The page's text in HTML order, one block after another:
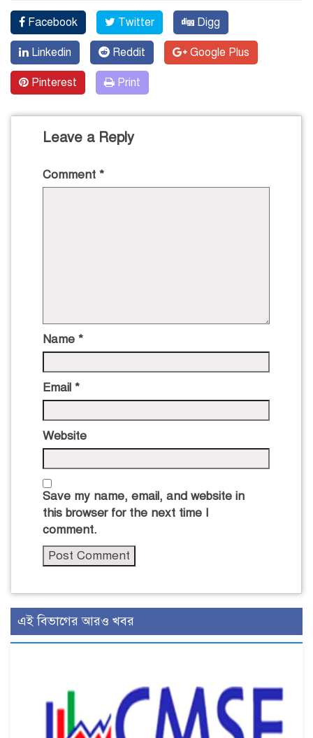
Facebook Twitter Digg
Linkedin Reddit Google Plus
Pinterest Print
Leave a Reply
Comment *
Name *
Email *
Website
Save my name, email, and website in
this browser for the next time I
comment.
এই বিভাগের আরও খবর